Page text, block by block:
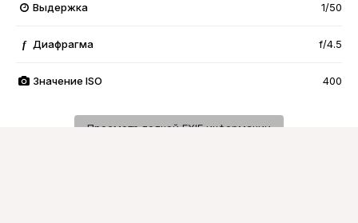
Выдержка 1/50
f Диафрагма f/4.5
Значение ISO 400
Просмотр полной EXIF информации